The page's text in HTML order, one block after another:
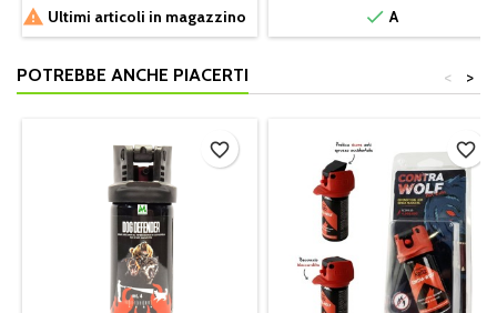
 Ultimi articoli in magazzino  A
POTREBBE ANCHE PIACERTI >
<
favorite_border favorite_border